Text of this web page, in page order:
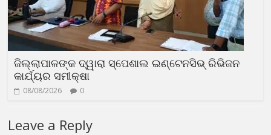
ଜିଲ୍ଲାପାଳଙ୍କ ଦ୍ୱାରା ସ୍ପେଶାଲ ଇଣ୍ଟେନସିଭ୍ ରିଭିଜନ
କାର୍ଯ୍ୟର ସମୀକ୍ଷା
08/08/2026 0
Leave a Reply